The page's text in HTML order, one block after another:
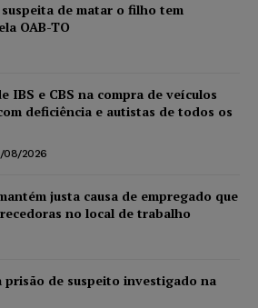
de matar o filho tem
OAB-TO
IBS e CBS na compra de veículos
deficiência e autistas de todos os
08/2026
justa causa de empregado que
no local de trabalho
prisão de suspeito investigado na